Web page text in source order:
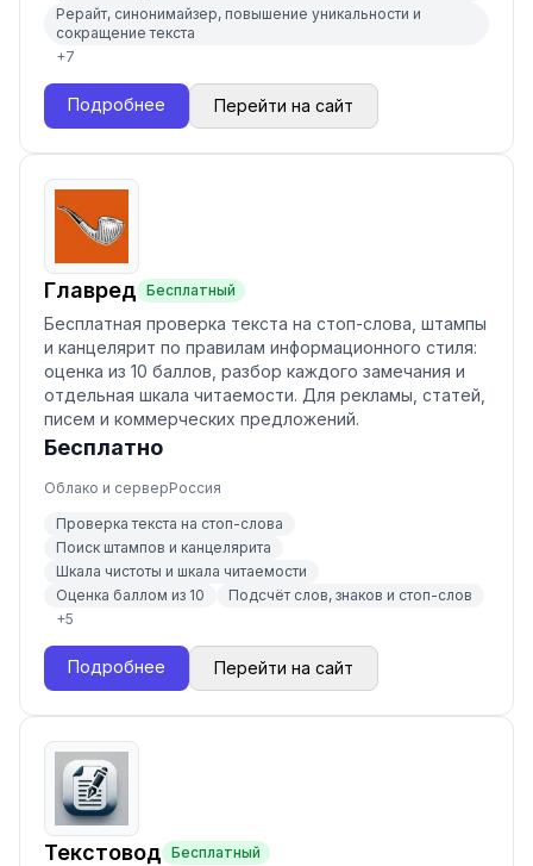
Рерайт, синонимайзер, повышение уникальности и
сокращение текста
+7
Подробнее Перейти на сайт
Главред Бесплатный
Бесплатная проверка текста на стоп-слова, штампы
и канцелярит по правилам информационного стиля:
оценка из 10 баллов, разбор каждого замечания и
отдельная шкала читаемости. Для рекламы, статей,
писем и коммерческих предложений.
Бесплатно
Облако и серверРоссия
Проверка текста на стоп-слова
Поиск штампов и канцелярита
Шкала чистоты и шкала читаемости
Оценка баллом из 10
Подсчёт слов, знаков и стоп-слов
+5
Подробнее Перейти на сайт
Текстовод Бесплатный